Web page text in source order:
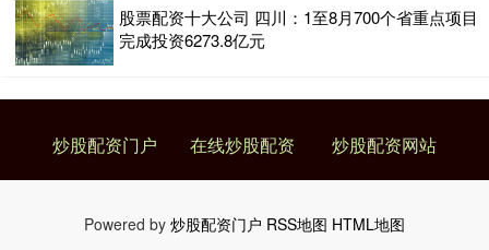
股票配资十大公司 四川：1至8月700个省重点项目
完成投资6273.8亿元
炒股配资门户 在线炒股配资 炒股配资网站
Powered by 炒股配资门户 RSS地图 HTML地图